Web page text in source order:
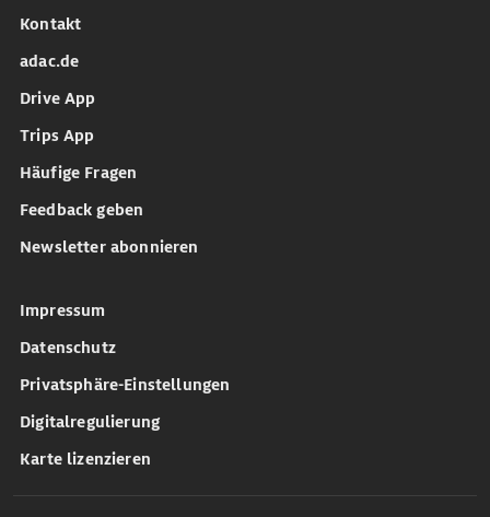
Kontakt
adac.de
Drive App
Trips App
Häufige Fragen
Feedback geben
Newsletter abonnieren
Impressum
Datenschutz
Privatsphäre-Einstellungen
Digitalregulierung
Karte lizenzieren